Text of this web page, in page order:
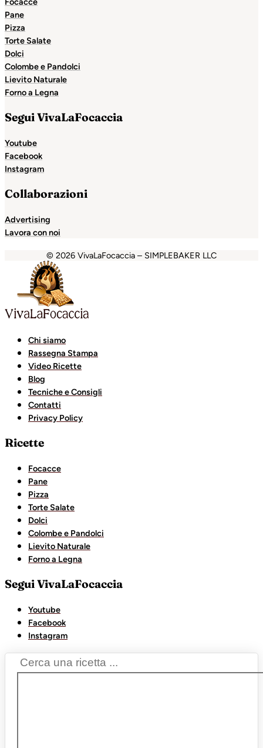
Pane
Pizza
Torte Salate
Dolci
Colombe e Pandolci
Lievito Naturale
Forno a Legna
Segui VivaLaFocaccia
Youtube
Facebook
Instagram
Collaborazioni
Advertising
Lavora con noi
© 2026 VivaLaFocaccia – SIMPLEBAKER LLC
casibomcasibom
Chi siamo
Rassegna Stampa
Video Ricette
Blog
Tecniche e Consigli
Contatti
Privacy Policy
Ricette
Focacce
Pane
Pizza
Torte Salate
Dolci
Colombe e Pandolci
Lievito Naturale
Forno a Legna
Segui VivaLaFocaccia
Youtube
Facebook
Instagram
Search
...